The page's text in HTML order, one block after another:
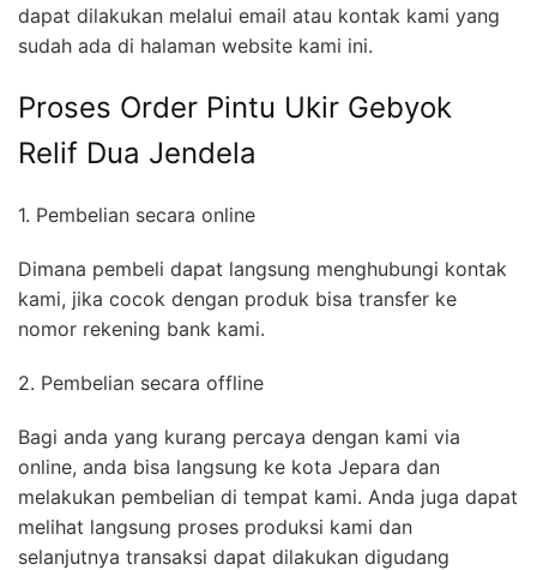
dapat dilakukan melalui email atau kontak kami yang
sudah ada di halaman website kami ini.
Proses Order Pintu Ukir Gebyok
Relif Dua Jendela
1. Pembelian secara online
Dimana pembeli dapat langsung menghubungi kontak
kami, jika cocok dengan produk bisa transfer ke
nomor rekening bank kami.
2. Pembelian secara offline
Bagi anda yang kurang percaya dengan kami via
online, anda bisa langsung ke kota Jepara dan
melakukan pembelian di tempat kami. Anda juga dapat
melihat langsung proses produksi kami dan
selanjutnya transaksi dapat dilakukan digudang